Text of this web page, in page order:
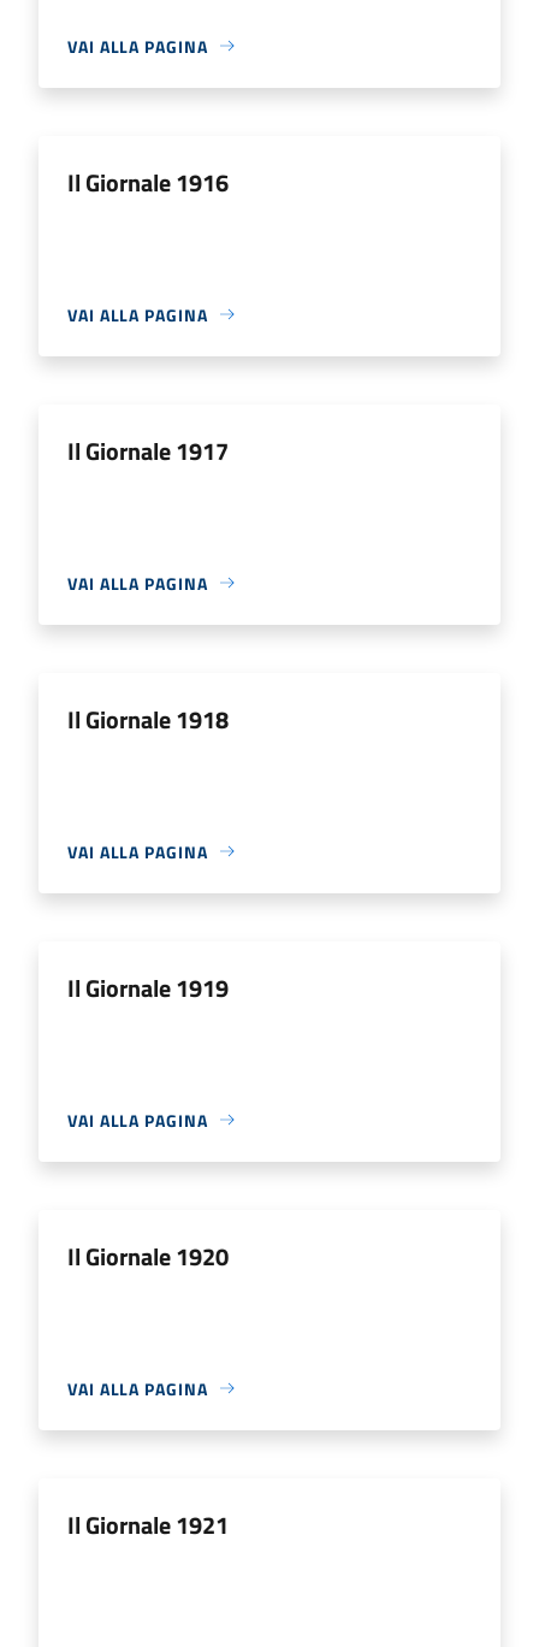
VAI ALLA PAGINA
Il Giornale 1916
VAI ALLA PAGINA
Il Giornale 1917
VAI ALLA PAGINA
Il Giornale 1918
VAI ALLA PAGINA
Il Giornale 1919
VAI ALLA PAGINA
Il Giornale 1920
VAI ALLA PAGINA
Il Giornale 1921